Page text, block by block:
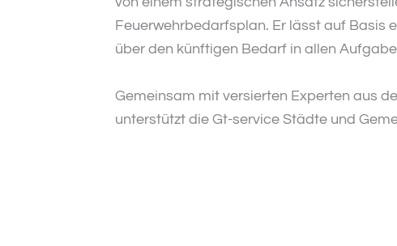
Feuerwehrbedarfsplan. Er lässt auf Basis
über den künftigen Bedarf in allen
Gemeinsam mit versierten Experten aus
unterstützt die Gt-service Städte und